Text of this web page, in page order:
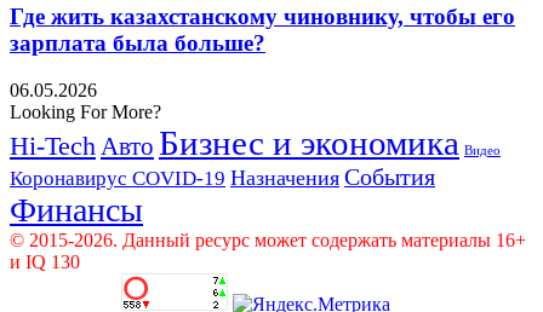
Где жить казахстанскому чиновнику, чтобы его
зарплата была больше?
06.05.2026
Looking For More?
Hi-Tech Авто Бизнес и экономика Видео
Коронавирус COVID-19 Назначения События
Финансы
© 2015-2026. Данный ресурс может содержать материалы 16+
и IQ 130